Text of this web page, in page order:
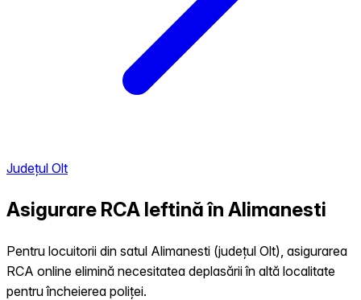
Județul Olt
Asigurare RCA Ieftină în Alimanesti
Pentru locuitorii din satul Alimanesti (județul Olt), asigurarea
RCA online elimină necesitatea deplasării în altă localitate
pentru încheierea poliței.